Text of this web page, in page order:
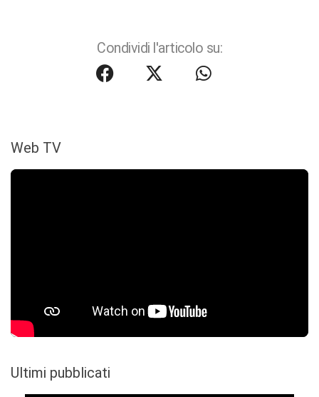
Condividi l'articolo su:
Web TV
Ultimi pubblicati